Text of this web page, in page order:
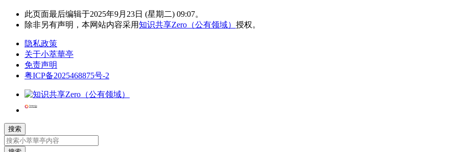
此页面最后编辑于2025年9月23日 (星期二) 09:07。
除非另有声明，本网站内容采用知识共享Zero（公有领域） 授权。
隐私政策
关于小萃華亭
免责声明
粤ICP备2025468875号-2
搜索